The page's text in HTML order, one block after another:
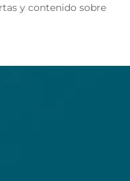
y contenido sobre